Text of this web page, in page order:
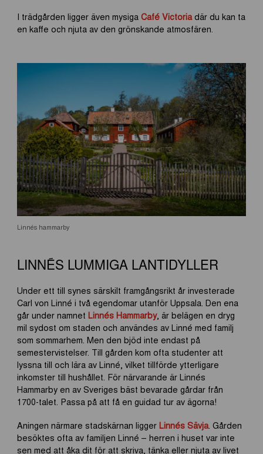
I trädgården ligger även mysigaCafé Victoriadär du kan ta
en kaffe och njuta av den grönskande atmosfären.
Linnés hammarby
LINNÉS LUMMIGA LANTIDYLLER
Under ett till synes särskilt framgångsrikt år investerade
Carl von Linné i två egendomar utanför Uppsala. Den ena
går under namnet Linnés Hammarby, är belägen en dryg
mil sydost om staden och användes av Linné med familj
som sommarhem. Men den bjöd inte endast på
semestervistelser. Till gården kom ofta studenter att
lyssna till och lära av Linné, vilket tillförde ytterligare
inkomster till hushållet. För närvarande är Linnés
Hammarby en av Sveriges bäst bevarade gårdar från
1700-talet. Passa på att få en guidad tur av ägorna!
Aningen närmare stadskärnan liggerLinnés Sävja. Gården
besöktes ofta av familjen Linné – herren i huset var inte
sen med att åka dit för att skriva, tänka eller njuta av livet